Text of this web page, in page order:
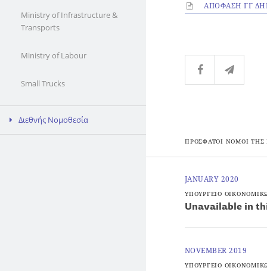
Ministry of Infrastructure &
Transports
Ministry of Labour
Small Trucks
Διεθνής Νομοθεσία
ΑΠΟΦΑΣΗ ΓΓ
ΠΡΟΣΦΑΤΟΙ ΝΟΜΟΙ ΤΗΣ
JANUARY 2020
ΥΠΟΥΡΓΕΙΟ
Unavailable in
NOVEMBER 2019
ΥΠΟΥΡΓΕΙΟ